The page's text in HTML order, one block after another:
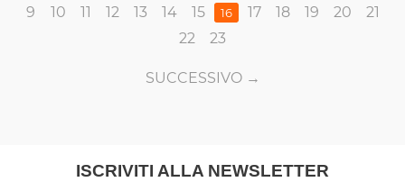
9 10 11 12 13 14 15 16 17 18 19 20
21
22
23
SUCCESSIVO
ISCRIVITI ALLA NEWSLETTER